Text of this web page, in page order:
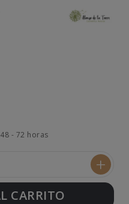
- 72 horas
+
CARRITO